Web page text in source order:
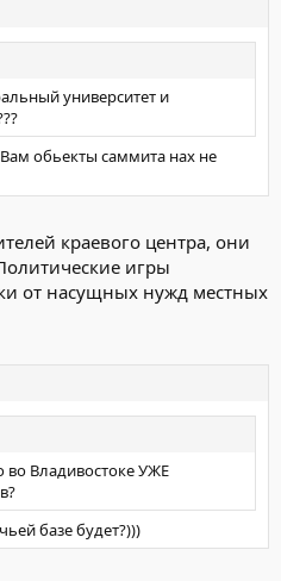
университет и
обьекты саммита нах не
краевого центра, они
игры
от насущных нужд местных
во Владивостоке УЖЕ
базе будет?)))